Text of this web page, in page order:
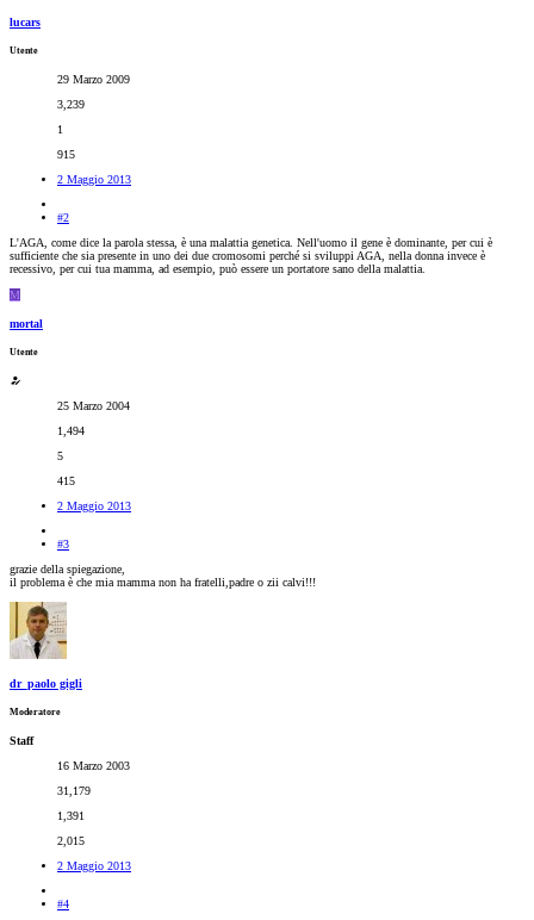
lucars
Utente
29 Marzo 2009
3,239
1
915
2 Maggio 2013
#2
L'AGA, come dice la parola stessa, è una malattia genetica. Nell'uomo il gene è dominante, per cui è
sufficiente che sia presente in uno dei due cromosomi perché si sviluppi AGA, nella donna invece è
recessivo, per cui tua mamma, ad esempio, può essere un portatore sano della malattia.
M
mortal
Utente
25 Marzo 2004
1,494
5
415
2 Maggio 2013
#3
grazie della spiegazione,
il problema è che mia mamma non ha fratelli,padre o zii calvi!!!
dr_paolo gigli
Moderatore
Staff
16 Marzo 2003
31,179
1,391
2,015
2 Maggio 2013
#4